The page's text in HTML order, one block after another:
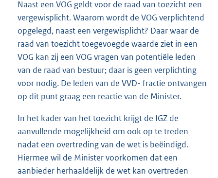
Naast een VOG geldt voor de raad van toezicht een
vergewisplicht. Waarom wordt de VOG verplichtend
opgelegd, naast een vergewisplicht? Daar waar de
raad van toezicht toegevoegde waarde ziet in een
VOG kan zij een VOG vragen van potentiële leden
van de raad van bestuur; daar is geen verplichting
voor nodig. De leden van de VVD- fractie ontvangen
op dit punt graag een reactie van de Minister.
In het kader van het toezicht krijgt de IGZ de
aanvullende mogelijkheid om ook op te treden
nadat een overtreding van de wet is beëindigd.
Hiermee wil de Minister voorkomen dat een
aanbieder herhaaldelijk de wet kan overtreden